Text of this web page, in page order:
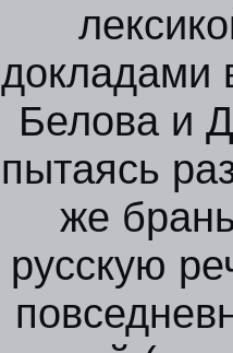
докладами
Белова и
пытаясь
же
русскую